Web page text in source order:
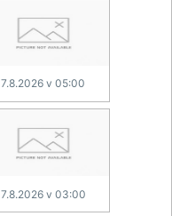
7.8.2026 v 05:00
7.8.2026 v 03:00